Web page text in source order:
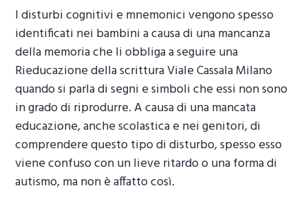
I disturbi cognitivi e mnemonici vengono spesso
identificati nei bambini a causa di una mancanza
della memoria che li obbliga a seguire una
Rieducazione della scrittura Viale Cassala Milano
quando si parla di segni e simboli che essi non sono
in grado di riprodurre. A causa di una mancata
educazione, anche scolastica e nei genitori, di
comprendere questo tipo di disturbo, spesso esso
viene confuso con un lieve ritardo o una forma di
autismo, ma non è affatto così.